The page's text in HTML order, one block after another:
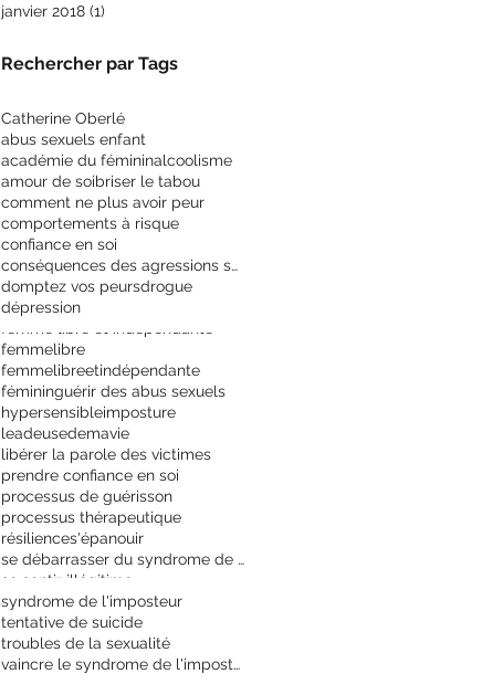
janvier 2018 (1)
Rechercher par Tags
Catherine Oberlé
abus sexuels enfant
académie du fémininalcoolisme
amour de soibriser le tabou
comment ne plus avoir peur
comportements à risque
confiance en soi
conséquences des agressions sexuelles
domptez vos peursdrogue
dépression
femmelibre
femmelibreetindépendante
fémininguérir des abus sexuels
hypersensibleimposture
leadeusedemavie
libérer la parole des victimes
prendre confiance en soi
processus de guérisson
processus thérapeutique
résiliences'épanouir
se débarrasser du syndrome de l'imposteur
se sentir illégitime
syndrome de l'imposteur
tentative de suicide
troubles de la sexualité
vaincre le syndrome de l'imposteur